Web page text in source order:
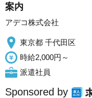
案内
アデコ株式会社
東京都 千代田区
時給2,000円～
派遣社員
Sponsored by